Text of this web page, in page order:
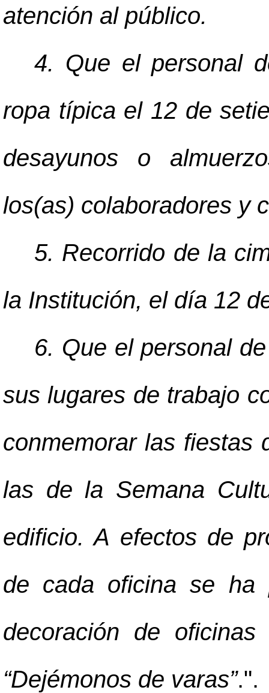
atención al público.
4. Que el personal
ropa típica el 12 de
desayunos o
los(as) colaboradores y
5. Recorrido de la
la Institución, el día 12
6. Que el personal
sus lugares de trabajo
conmemorar las fiestas
las de la Semana
edificio. A efectos de
de cada oficina se ha
decoración de
“Dejémonos de varas”.".